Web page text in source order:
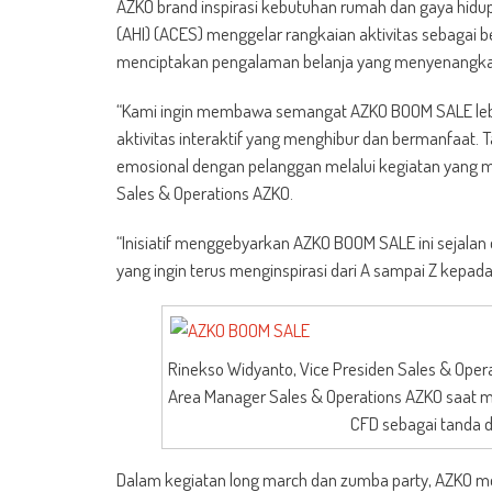
AZKO brand inspirasi kebutuhan rumah dan gaya
(AHI) (ACES) menggelar rangkaian aktivitas sebagai
menciptakan pengalaman belanja yang
“Kami ingin membawa semangat AZKO BOOM
aktivitas interaktif yang menghibur dan bermanfaat.
emosional dengan pelanggan melalui kegiatan yang
Sales & Operations AZKO.
“Inisiatif menggebyarkan AZKO BOOM SALE ini
yang ingin terus menginspirasi dari A sampai Z
Rinekso Widyanto, Vice Presiden Sales &
Area Manager Sales & Operations AZKO
CFD sebagai tanda
Dalam kegiatan long march dan zumba party, AZKO